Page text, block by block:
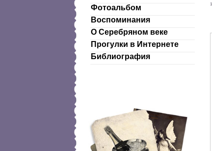
Фотоальбом
Воспоминания
О Серебряном веке
Прогулки в Интернете
Библиография
1